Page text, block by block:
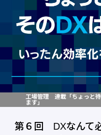
工場管理 連載「ちょっと
ます」
第６回 DXなんて